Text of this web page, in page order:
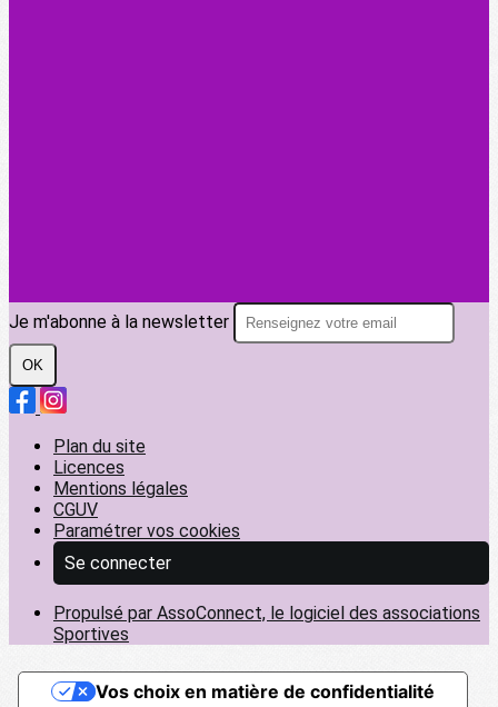
Je m'abonne à la newsletter
OK
Plan du site
Licences
Mentions légales
CGUV
Paramétrer vos cookies
Se connecter
Propulsé par AssoConnect, le logiciel des associations
Sportives
Vos choix en matière de confidentialité